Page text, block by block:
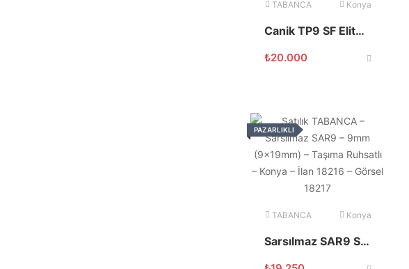
TABANCA Konya
Canik TP9 SF Elite-S 9×19 Siyah Mat
₺20.000
PAZARLIKLI
TABANCA Konya
Sarsılmaz SAR9 SC 9×19